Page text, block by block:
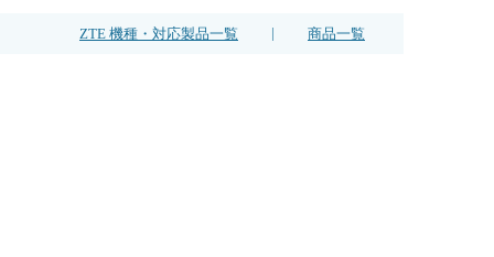
ZTE 機種・対応製品一覧 | 商品一覧